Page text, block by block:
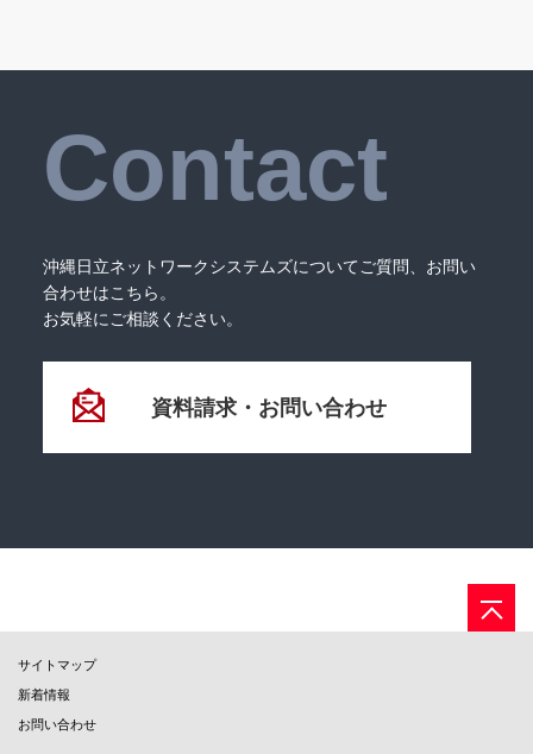
Contact
沖縄日立ネットワークシステムズについてご質問、お問い
合わせはこちら。
お気軽にご相談ください。
資料請求・お問い合わせ
サイトマップ
新着情報
お問い合わせ